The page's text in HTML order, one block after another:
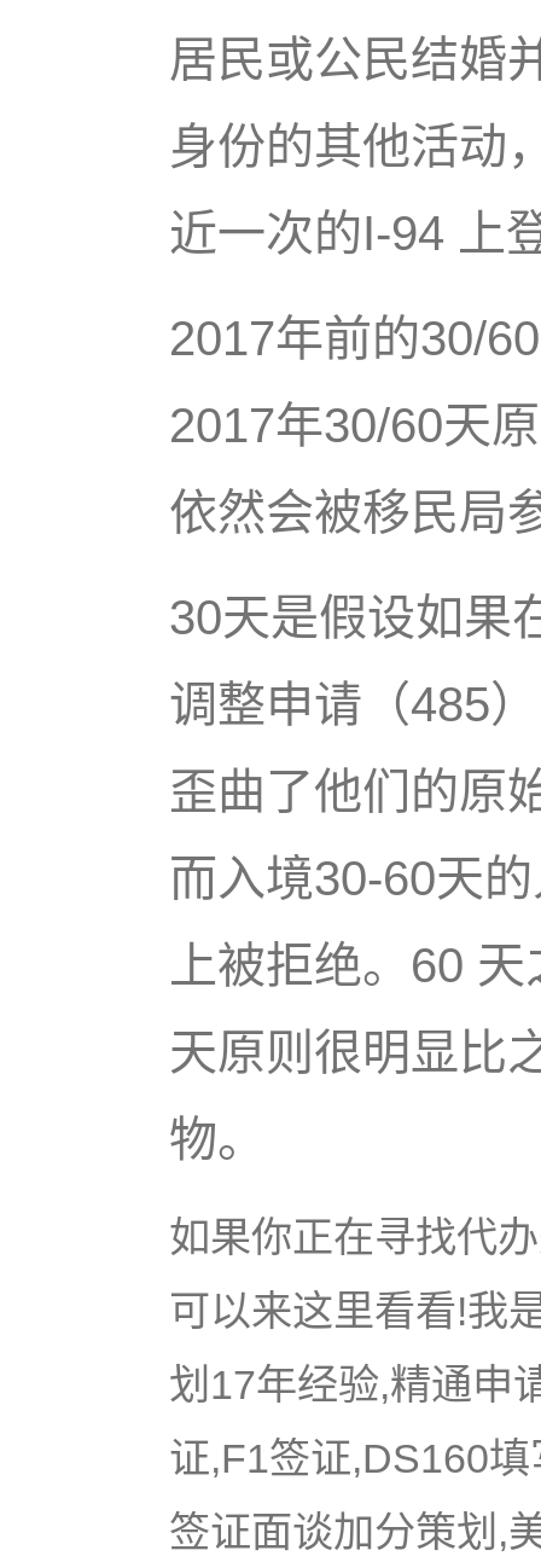
居民或公民结婚
身份的其他活动
近一次的I-94 上
2017年前的30/
2017年30/60天
依然会被移民局
30天是假设如果
调整申请（485
歪曲了他们的原
而入境30-60天
上被拒绝。60
天原则很明显比
物。
如果你正在寻找代
可以来这里看看!我
划17年经验,精通申
证,F1签证,DS160
签证面谈加分策划,